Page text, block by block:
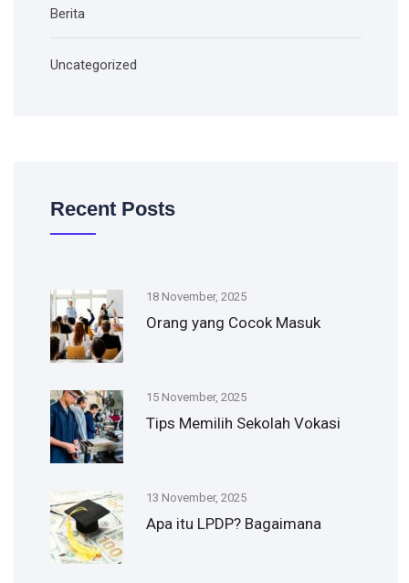
Berita
Uncategorized
Recent Posts
18 November, 2025
Orang yang Cocok Masuk
15 November, 2025
Tips Memilih Sekolah Vokasi
13 November, 2025
Apa itu LPDP? Bagaimana